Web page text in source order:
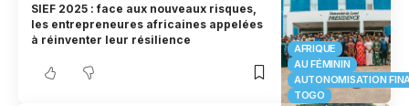
AFRIQUE
AU FÉMININ
AUTONOMISATION
TOGO
SIEF 2025 : face aux nouveaux risques,
les entrepreneures africaines appelées
à réinventer leur résilience